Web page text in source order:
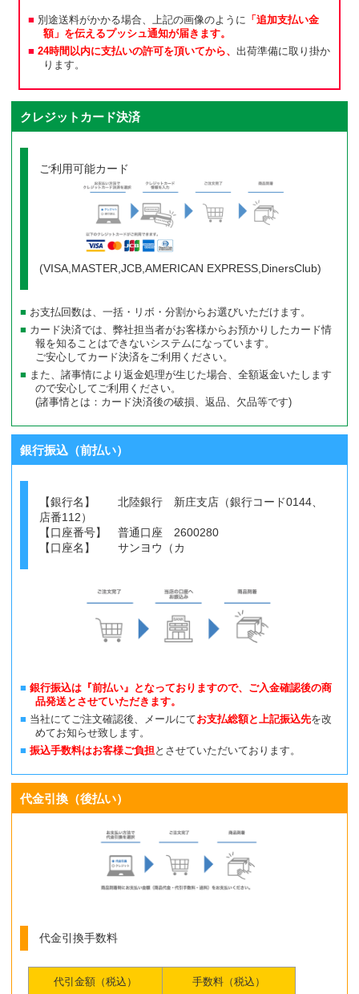
別途送料がかかる場合、上記の画像のように
「追加支払い金
額」を伝えるプッシュ通知が届きます。
24時間以内に支払いの許可を頂いてから、 出荷準備に取り掛か
ります。
クレジットカード決済
ご利用可能カード
(VISA,MASTER,JCB,AMERICAN EXPRESS,DinersClub)
お支払回数は、一括・リボ・分割からお選びいただけます。
カード決済では、弊社担当者がお客様からお預かりしたカード情
報を知ることはできないシステムになっています。
ご安心してカード決済をご利用ください。
また、諸事情により返金処理が生じた場合、全額返金いたします
ので安心してご利用ください。
(諸事情とは：カード決済後の破損、返品、欠品等です)
銀行振込（前払い）
【銀行名】 北陸銀行 新庄支店（銀行コード0144、
店番112）
【口座番号】 普通口座 2600280
【口座名】 サンヨウ（カ
銀行振込は『前払い』となっておりますので、ご入金確認後の商
品発送とさせていただきます。
当社にてご注文確認後、メールにてお支払総額と上記振込先を改
めてお知らせ致します。
振込手数料はお客様ご負担とさせていただいております。
代金引換（後払い）
代金引換手数料
代引金額（税込） 手数料（税込）